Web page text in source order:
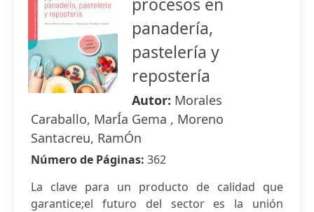
panadería,
pastelería y
repostería
Autor: Morales
Caraballo, MarÍa Gema , Moreno
Santacreu, RamÓn
Número de Páginas: 362
La clave para un producto de calidad que
garantice;el futuro del sector es la unión